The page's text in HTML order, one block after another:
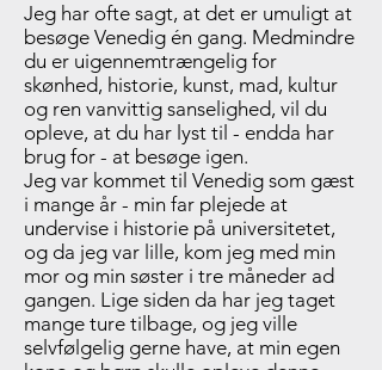
Jeg har ofte sagt, at det er umuligt at
besøge Venedig én gang. Medmindre
du er uigennemtrængelig for
skønhed, historie, kunst, mad, kultur
og ren vanvittig sanselighed, vil du
opleve, at du har lyst til - endda har
brug for - at besøge igen.
Jeg var kommet til Venedig som gæst
i mange år - min far plejede at
undervise i historie på universitetet,
og da jeg var lille, kom jeg med min
mor og min søster i tre måneder ad
gangen. Lige siden da har jeg taget
mange ture tilbage, og jeg ville
selvfølgelig gerne have, at min egen